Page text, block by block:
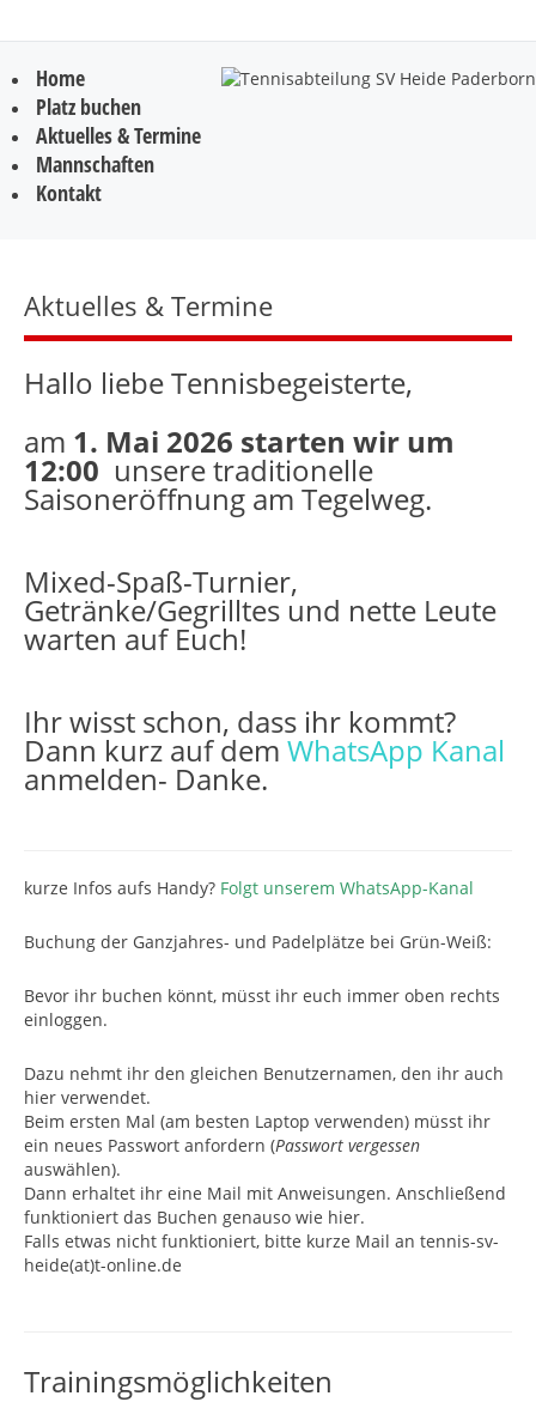
Home
Platz buchen
Aktuelles & Termine
Mannschaften
Kontakt
Aktuelles & Termine
Hallo liebe Tennisbegeisterte,
am 1. Mai 2026 starten wir um
12:00 unsere traditionelle
Saisoneröffnung am Tegelweg.
Mixed-Spaß-Turnier,
Getränke/Gegrilltes und nette Leute
warten auf Euch!
Ihr wisst schon, dass ihr kommt?
Dann kurz auf dem WhatsApp Kanal
anmelden- Danke.
kurze Infos aufs Handy? Folgt unserem WhatsApp-Kanal
Buchung der Ganzjahres- und Padelplätze bei Grün-Weiß:
Bevor ihr buchen könnt, müsst ihr euch immer oben rechts
einloggen.
Dazu nehmt ihr den gleichen Benutzernamen, den ihr auch
hier verwendet.
Beim ersten Mal (am besten Laptop verwenden) müsst ihr
ein neues Passwort anfordern (Passwort vergessen
auswählen).
Dann erhaltet ihr eine Mail mit Anweisungen. Anschließend
funktioniert das Buchen genauso wie hier.
Falls etwas nicht funktioniert, bitte kurze Mail an tennis-sv-
heide(at)t-online.de
Trainingsmöglichkeiten